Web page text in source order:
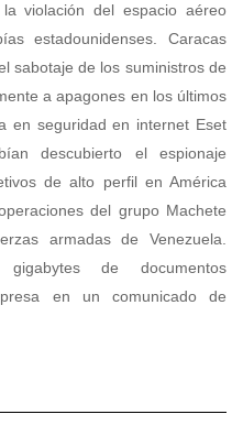
violación del espacio aéreo
estadounidenses. Caracas
sabotaje de los suministros de
a apagones en los últimos
en seguridad en internet Eset
descubierto el espionaje
de alto perfil en América
del grupo Machete
armadas de Venezuela.
de documentos
en un comunicado de